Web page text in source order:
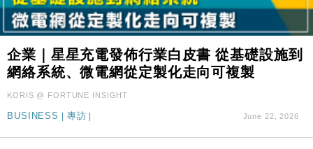
12:30
財經｜香港7月PMI回落至51 企業擴張放慢兼縮減人
手
Google晶片
10:57
財經｜美商務部擬擴大金屬關稅範圍 14類產品或加徵
25%
13:44
財經｜內地7月美元計價出口增近24%勝預期 貿易順
差達1125億美元
企業｜星星充電發佈行業白皮書 從基礎設施到
網絡系統、微電網從定製化走向可複製
KORIS @ FORTUNE INSIGHT
BUSINESS 專訪 June 22, 2026